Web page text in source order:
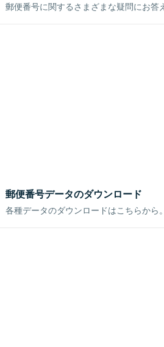
郵便番号に関するさまざまな疑問にお答
郵便番号データのダウンロード
各種データのダウンロードはこちらから